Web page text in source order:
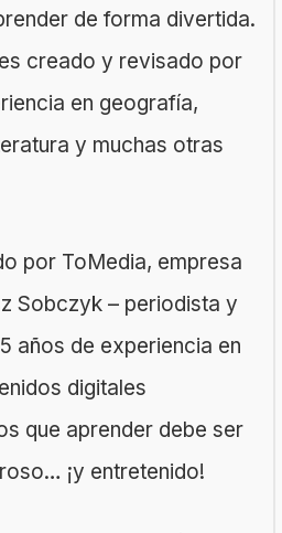
de forma divertida.
creado y revisado por
en geografía,
y muchas otras
por ToMedia, empresa
Sobczyk – periodista y
años de experiencia en
digitales
que aprender debe ser
¡y entretenido!